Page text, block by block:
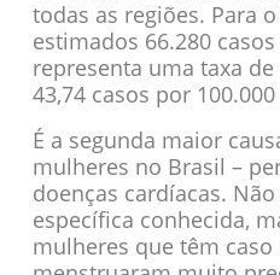
todas as regiões. Para
estimados 66.280
representa uma taxa
43,74 casos por
É a segunda maior
mulheres no Brasil –
doenças cardíacas.
específica conhecida,
mulheres que têm